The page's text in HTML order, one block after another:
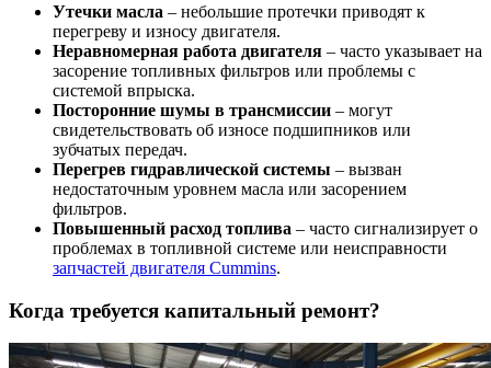
Утечки масла – небольшие протечки приводят к
перегреву и износу двигателя.
Неравномерная работа двигателя – часто указывает на
засорение топливных фильтров или проблемы с
системой впрыска.
Посторонние шумы в трансмиссии – могут
свидетельствовать об износе подшипников или
зубчатых передач.
Перегрев гидравлической системы – вызван
недостаточным уровнем масла или засорением
фильтров.
Повышенный расход топлива – часто сигнализирует о
проблемах в топливной системе или неисправности
запчастей двигателя Cummins.
Когда требуется капитальный ремонт?